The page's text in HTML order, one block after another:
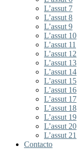
L’assut 7
L’assut 8
L’assut 9
L’assut 10
L’assut 11
L’assut 12
L’assut 13
L’assut 14
L’assut 15
L’assut 16
L’assut 17
L’assut 18
L’assut 19
L’assut 20
L’assut 21
Contacto